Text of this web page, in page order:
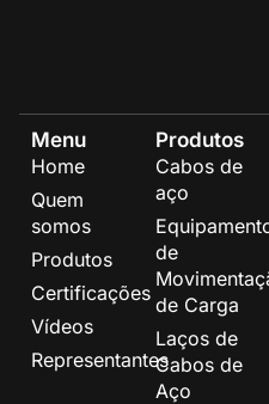
Menu
Home
Quem
somos
Produtos
Certificações
Vídeos
Representantes
Produtos
Cabos de
aço
de
de Carga
Laços de
Cabos de
Aço